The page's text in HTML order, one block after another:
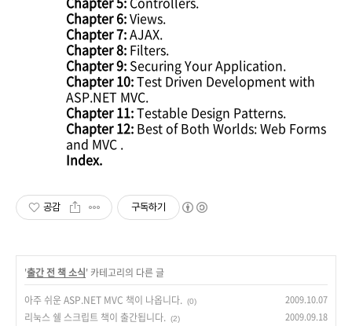
Chapter 6:Views.
Chapter 7:AJAX.
Chapter 8: Filters.
Chapter 9: Securing Your Application.
Chapter 10:Test Driven Development with
ASP.NET MVC.
Chapter 11:Testable Design Patterns.
Chapter 12: Best of Both Worlds: Web Forms
and MVC .
Index.
공감 구독하기
'출간 전 책 소식' 카테고리의 다른 글
아주 쉬운 ASP.NET MVC 책이 나옵니다. (0) 2009.10.07
리눅스 쉘 스크립트 책이 출간됩니다. (2) 2009.09.18